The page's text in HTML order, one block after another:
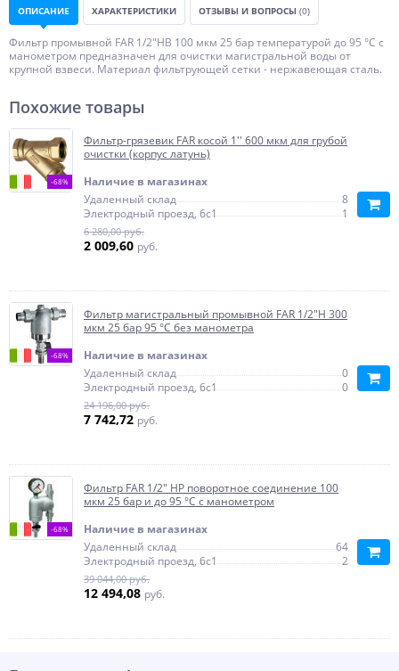
ОПИСАНИЕ ХАРАКТЕРИСТИКИ ОТЗЫВЫ И ВОПРОСЫ (0)
Фильтр промывной FAR 1/2"HВ 100 мкм 25 бар температурой до 95 °С с
манометром предназначен для очистки магистральной воды от
крупной взвеси. Материал фильтрующей сетки - нержавеющая сталь.
Похожие товары
-68%
Фильтр-грязевик FAR косой 1'' 600 мкм для грубой
очистки (корпус латунь)
Наличие в магазинах
Удаленный склад
8
Электродный проезд, 6с1
1
6 280,00 руб.
2 009,60 руб.
-68%
Фильтр магистральный промывной FAR 1/2"H 300
мкм 25 бар 95 °С без манометра
Наличие в магазинах
Удаленный склад
0
Электродный проезд, 6с1
0
24 196,00 руб.
7 742,72 руб.
-68%
Фильтр FAR 1/2" НР поворотное соединение 100
мкм 25 бар и до 95 °С с манометром
Наличие в магазинах
Удаленный склад
64
Электродный проезд, 6с1
2
39 044,00 руб.
12 494,08 руб.